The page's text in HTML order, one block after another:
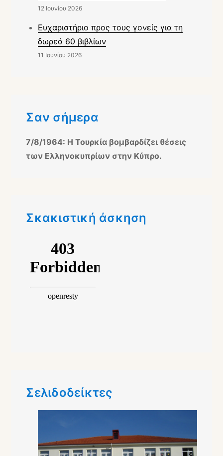
12 Ιουνίου 2026
Ευχαριστήριο προς τους γονείς για τη
δωρεά 60 βιβλίων
11 Ιουνίου 2026
Σαν σήμερα
7/8/1964: Η Τουρκία βομβαρδίζει θέσεις
των Ελληνοκυπρίων στην Κύπρο.
Σκακιστική άσκηση
Σελιδοδείκτες